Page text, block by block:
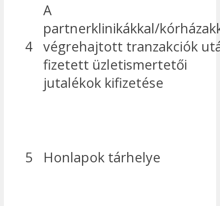
4
A
partnerklinikákkal/
végrehajtott tranzakciók
fizetett üzletismertetői
jutalékok kifizetése
5 Honlapok tárhelye